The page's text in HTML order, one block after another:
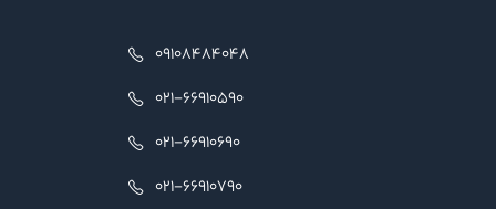
09108484048
021-66910590
021-66910690
021-66910790